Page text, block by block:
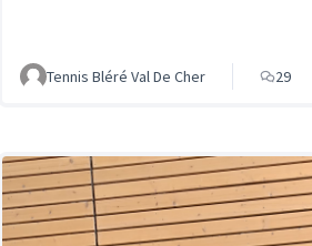
Tennis Bléré Val De Cher 29